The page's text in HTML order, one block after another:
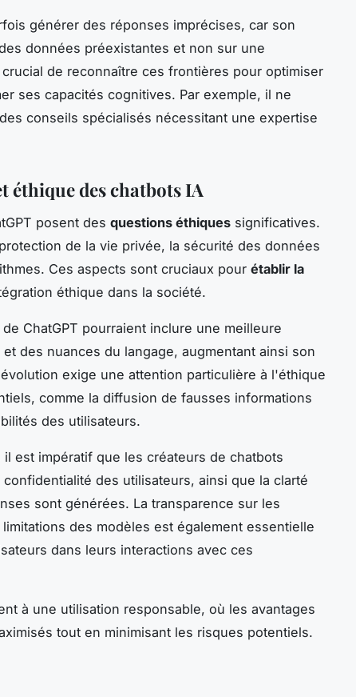
générer des réponses imprécises, car son
données préexistantes et non sur une
de reconnaître ces frontières pour optimiser
ses capacités cognitives. Par exemple, il ne
conseils spécialisés nécessitant une expertise
éthique des chatbots IA
posent des questions éthiques significatives.
de la vie privée, la sécurité des données
Ces aspects sont cruciaux pour établir la
éthique dans la société.
de ChatGPT pourraient inclure une meilleure
des nuances du langage, augmentant ainsi son
exige une attention particulière à l'éthique
comme la diffusion de fausses informations
des utilisateurs.
il est impératif que les créateurs de chatbots
des utilisateurs, ainsi que la clarté
sont générées. La transparence sur les
des modèles est également essentielle
dans leurs interactions avec ces
à une utilisation responsable, où les avantages
tout en minimisant les risques potentiels.